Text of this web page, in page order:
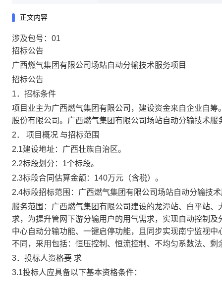
正文内容
涉及包号：01
招标公告
广西燃气集团有限公司场站自动分输技术服务项目
招标公告
1． 招标条件
项目 业主为广西燃气集团有限公司 ，建设资金来自企业自筹
股份有限公司。广西燃气集团有限公司场站自动分输技术
2．
项目概况 与招标范围
2.1建设地址：广西壮族自治区。
2.2标段划分： 1个标段。
2.3标段合同估算金额 ： 140万元（含税） 。
2.4标段招标范围：广西燃气集团有限公司场站自动分输技
服务范围：广西燃气集团有限公司建设的龙潭站、白平站、
求，为提升管网下游分输用户的用气需求，实现自动控制
中心自动分输功能、 一键启停功能，
且同步实现南宁监视中
不同，采用包括：恒压控制、恒流控制、不均匀系数法、剩
3．投标人资格要 求
3.1投标人应具备以下基本资格条件：